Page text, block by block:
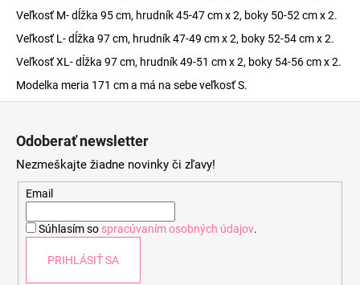
Veľkosť M- dĺžka 95 cm, hrudník 45-47 cm x 2, boky 50-52 cm x 2.
Veľkosť L- dĺžka 97 cm, hrudník 47-49 cm x 2, boky 52-54 cm x 2.
Veľkosť XL- dĺžka 97 cm, hrudník 49-51 cm x 2, boky 54-56 cm x 2.
Modelka meria 171 cm a má na sebe veľkosť S.
Odoberať newsletter
Nezmeškajte žiadne novinky či zľavy!
Email
Súhlasím so spracúvaním osobných údajov.
PRIHLÁSIŤ SA